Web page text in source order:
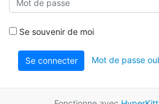
Se souvenir de moi
Se connecter Mot de passe